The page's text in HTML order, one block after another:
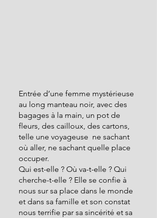
Entrée d’une femme mystérieuse
au long manteau noir, avec des
bagages à la main, un pot de
fleurs, des cailloux, des cartons,
telle une voyageuse  ne sachant
où aller, ne sachant quelle place
occuper.
Qui est-elle ? Où va-t-elle ? Qui
cherche-t-elle ? Elle se confie à
nous sur sa place dans le monde
et dans sa famille et son constat
nous terrifie par sa sincérité et sa